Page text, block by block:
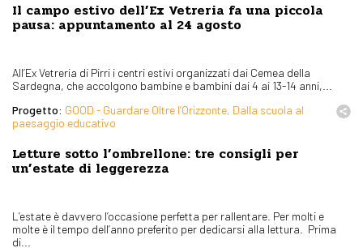
Il campo estivo dell’Ex Vetreria fa una piccola
pausa: appuntamento al 24 agosto
All’Ex Vetreria di Pirri i centri estivi organizzati dai Cemea della
Sardegna, che accolgono bambine e bambini dai 4 ai 13-14 anni,...
Progetto: GOOD - Guardare Oltre l’Orizzonte, Dalla scuola al
paesaggio educativo
Letture sotto l’ombrellone: tre consigli per
un’estate di leggerezza
L’estate è davvero l’occasione perfetta per rallentare. Per molti e
molte è il tempo dell’anno preferito per dedicarsi alla lettura. Prima
di...